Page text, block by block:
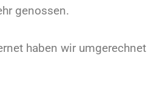
genossen.
haben wir umgerechnet